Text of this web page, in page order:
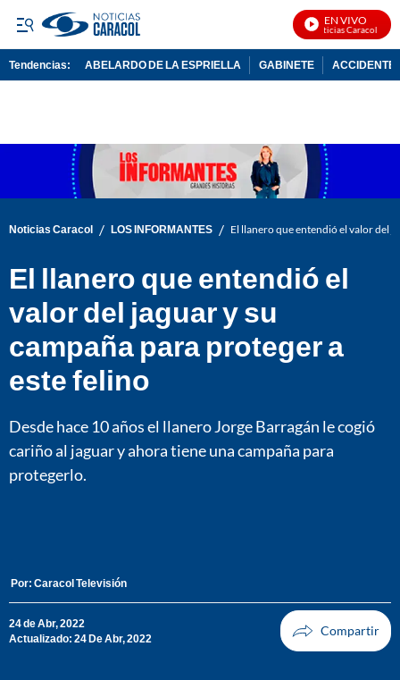
EN VIVO
Noticias Caracol En
Tendencias: ABELARDO DE LA ESPRIELLA GABINETE ACCIDENTE
Noticias Caracol / LOS INFORMANTES / El llanero que entendió el valor del
El llanero que entendió el
valor del jaguar y su
campaña para proteger a
este felino
Desde hace 10 años el llanero Jorge Barragán le cogió
cariño al jaguar y ahora tiene una campaña para
protegerlo.
Por: Caracol Televisión
24 de Abr, 2022
Actualizado: 24 De Abr, 2022